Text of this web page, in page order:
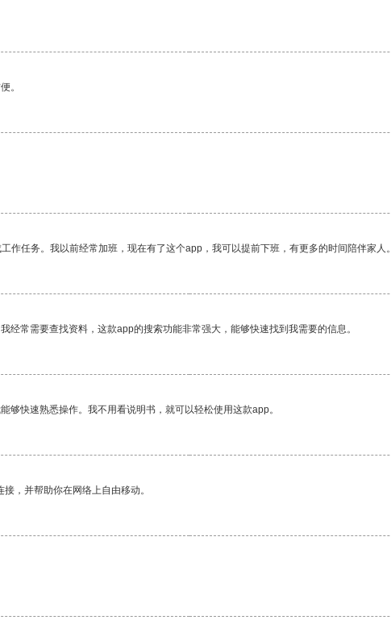
。
作任务。我以前经常加班，现在有了这个app，我可以提前下班，有更多的时间陪伴家人。
常需要查找资料，这款app的搜索功能非常强大，能够快速找到我需要的信息。
快速熟悉操作。我不用看说明书，就可以轻松使用这款app。
，并帮助你在网络上自由移动。